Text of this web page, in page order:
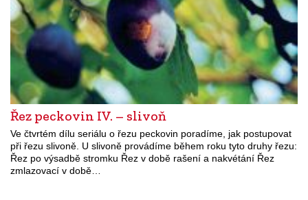
Řez peckovin IV. – slivoň
Ve čtvrtém dílu seriálu o řezu peckovin poradíme, jak postupovat
při řezu slivoně. U slivoně provádíme během roku tyto druhy řezu:
Řez po výsadbě stromku Řez v době rašení a nakvétání Řez
zmlazovací v době…